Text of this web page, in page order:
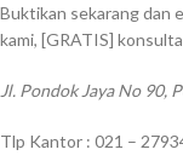
Buktikan sekarang dan
kami, [GRATIS]
Jl. Pondok Jaya No 90,
Tlp Kantor : 021 –